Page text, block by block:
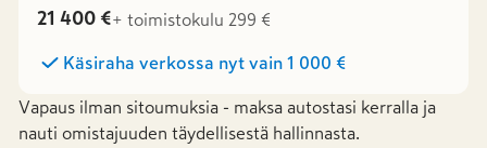
21 400 €+ toimistokulu 299 €
Käsiraha verkossa nyt vain 1 000 €
Vapaus ilman sitoumuksia - maksa autostasi kerralla ja
nauti omistajuuden täydellisestä hallinnasta.